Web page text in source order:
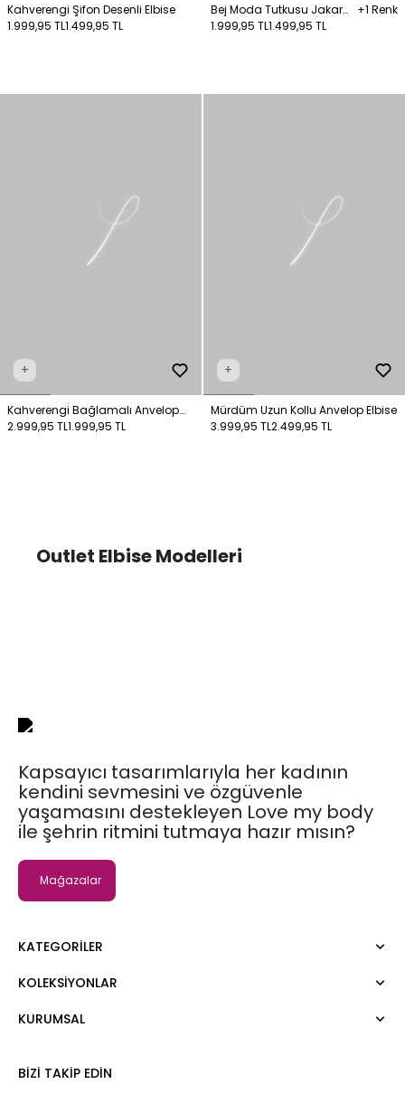
Kahverengi Şifon Desenli Elbise
1.999,95 TL1.499,95 TL
Bej Moda Tutkusu Jakar
Örme Elbise
+1 Renk
1.999,95 TL1.499,95 TL
+
Kahverengi Bağlamalı Anvelop
Desenli Elbise
2.999,95 TL1.999,95 TL
+
Mürdüm Uzun Kollu Anvelop Elbise
3.999,95 TL2.499,95 TL
Outlet Elbise Modelleri
Kapsayıcı tasarımlarıyla her kadının
kendini sevmesini ve özgüvenle
yaşamasını destekleyen Love my body
ile şehrin ritmini tutmaya hazır mısın?
Mağazalar
KATEGORILER
Elbise
Tişört
KOLEKSIYONLAR
Moda Tutkusu
KURUMSAL
Kurumsal Satış
BIZI TAKIP EDIN